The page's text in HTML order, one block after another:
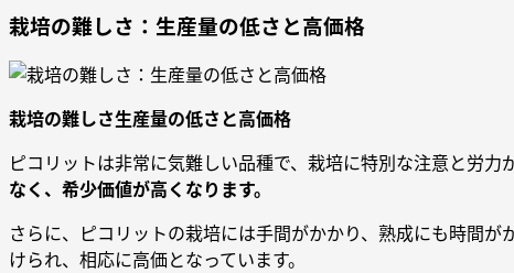
栽培の難しさ：生産量の低さと高価格
栽培の難しさ生産量の低さと高価格
ピコリットは非常に気難しい品種で、栽培に特別な注意と労
なく、希少価値が高くなります。
さらに、ピコリットの栽培には手間がかかり、熟成にも時間が
けられ、相応に高価となっています。